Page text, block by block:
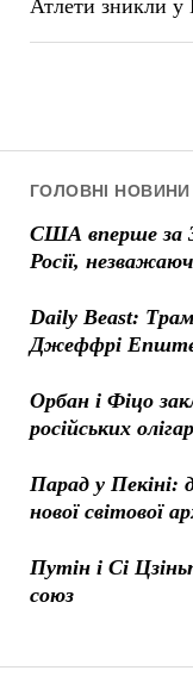
ГОЛОВНІ НОВИНИ
США вперше за
Росії,
Daily Beast:
Джеффрі
Орбан і Фіцо
російських
Парад у Пекіні:
нової світової
Путін і Сі
союз
Атлети зникли у